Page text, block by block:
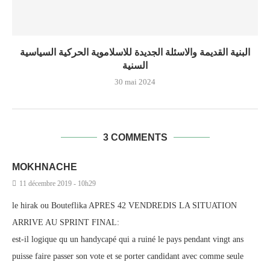
البنية القديمة والاسئلة الجديدة للاسلاموية الحركية السياسية
السنية
30 mai 2024
3 COMMENTS
MOKHNACHE
11 décembre 2019 - 10h29
le hirak ou Bouteflika APRES 42 VENDREDIS LA SITUATION
ARRIVE AU SPRINT FINAL:
est-il logique qu un handycapé qui a ruiné le pays pendant vingt ans
puisse faire passer son vote et se porter candidant avec comme seule